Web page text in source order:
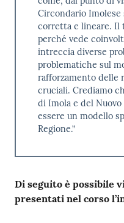
Circondario Imolese
corretta e lineare. Il
perché vede
intreccia diverse
problematiche sul
rafforzamento delle
cruciali. Crediamo
di Imola e del
essere un modello
Regione.”
Di seguito è possibile
presentati nel corso